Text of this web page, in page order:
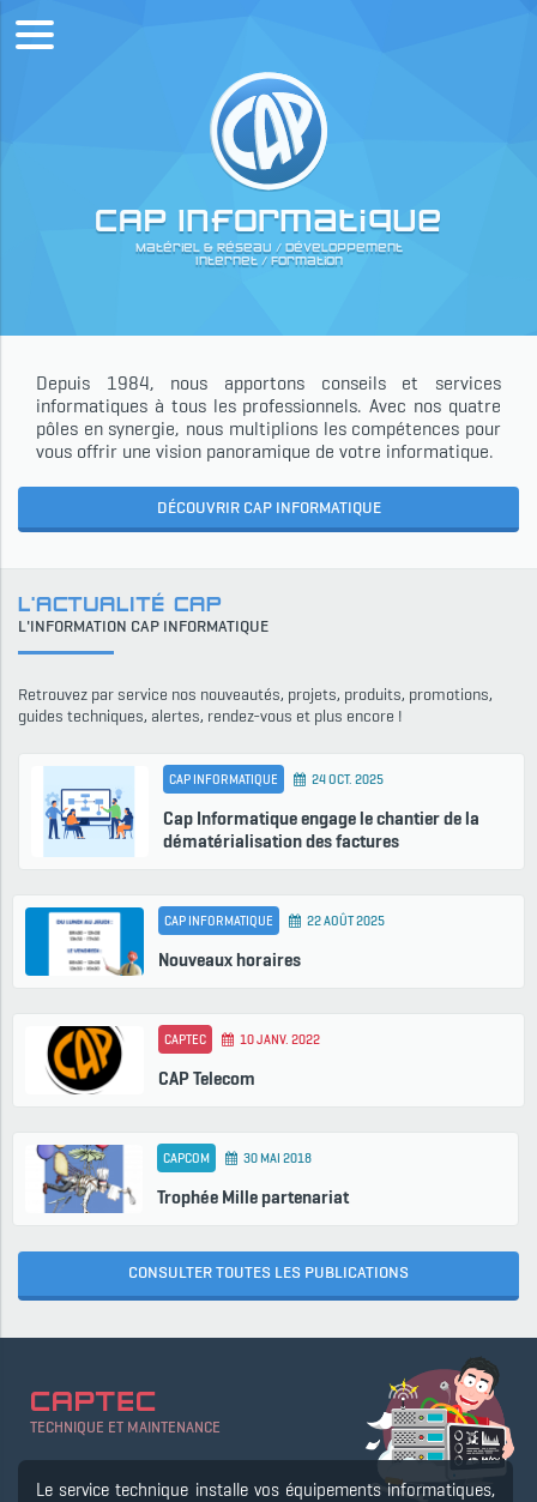
CAP Informatique
Matériel & Réseau / Développement
Internet / Formation
Depuis 1984, nous apportons conseils et services
informatiques à tous les professionnels. Avec nos quatre
pôles en synergie, nous multiplions les compétences pour
vous offrir une vision panoramique de votre informatique.
DÉCOUVRIR CAP INFORMATIQUE
L'ACTUALITÉ CAP
L'INFORMATION CAP INFORMATIQUE
Retrouvez par service nos nouveautés, projets, produits, promotions,
guides techniques, alertes, rendez-vous et plus encore !
CAP INFORMATIQUE 24 OCT. 2025
Cap Informatique engage le chantier de la
dématérialisation des factures
CAP INFORMATIQUE 22 AOÛT 2025
Nouveaux horaires
CAPTEC 10 JANV. 2022
CAP Telecom
CAPCOM 30 MAI 2018
Trophée Mille partenariat
CONSULTER TOUTES LES PUBLICATIONS
CAPTEC
TECHNIQUE ET MAINTENANCE
Le service technique installe vos équipements informatiques,